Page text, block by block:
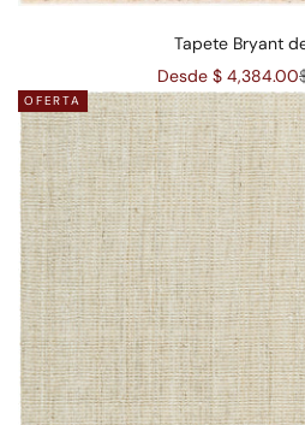
Tapete Bryant
Precio de oferta
Desde $ 4,384.00
OFERTA